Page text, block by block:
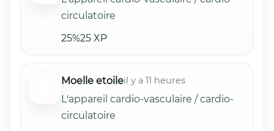
circulatoire
25%25 XP
Moelle etoileil y a 11 heures
L'appareil cardio-vasculaire / cardio-
circulatoire